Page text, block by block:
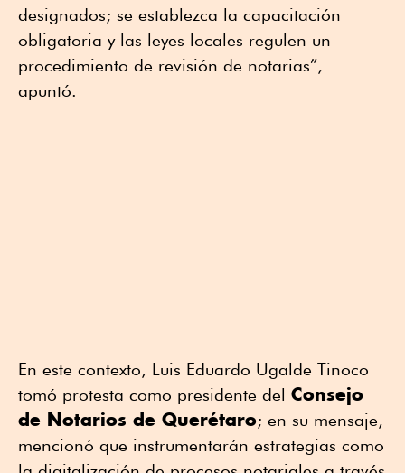
designados; se establezca la capacitación
obligatoria y las leyes locales regulen un
procedimiento de revisión de notarias”,
apuntó.
En este contexto, Luis Eduardo Ugalde Tinoco
tomó protesta como presidente del Consejo
de Notarios de Querétaro; en su mensaje,
mencionó que instrumentarán estrategias como